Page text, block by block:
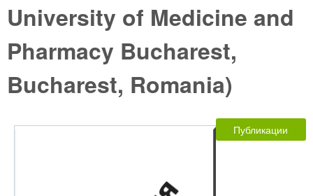
University of Medicine and
Pharmacy Bucharest,
Bucharest, Romania)
Публикации